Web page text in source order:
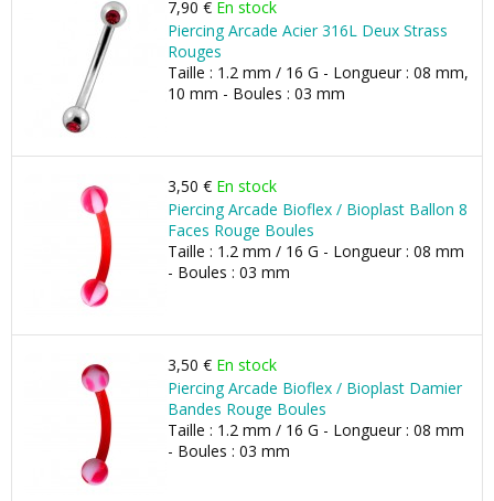
7,90 € En stock
Piercing Arcade Acier 316L Deux Strass
Rouges
Taille : 1.2 mm / 16 G - Longueur : 08 mm,
10 mm - Boules : 03 mm
3,50 € En stock
Piercing Arcade Bioflex / Bioplast Ballon 8
Faces Rouge Boules
Taille : 1.2 mm / 16 G - Longueur : 08 mm
- Boules : 03 mm
3,50 € En stock
Piercing Arcade Bioflex / Bioplast Damier
Bandes Rouge Boules
Taille : 1.2 mm / 16 G - Longueur : 08 mm
- Boules : 03 mm